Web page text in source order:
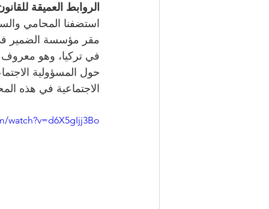
الروابط العميقة
استضفنا المحامي
في تركيا، وهو معروف
حول المسؤولية
الاجتماعية في هذه
watch?v=d6X5gIjj3Bo